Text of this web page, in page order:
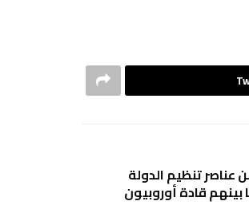
يتسلم 150 من عناصر تنظيم الدولة
قادة أوروبيون